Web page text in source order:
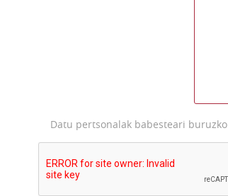
Datu pertsonalak babesteari buruzko